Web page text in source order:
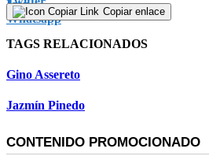
Copiar enlace
TAGS RELACIONADOS
Gino Assereto
Jazmín Pinedo